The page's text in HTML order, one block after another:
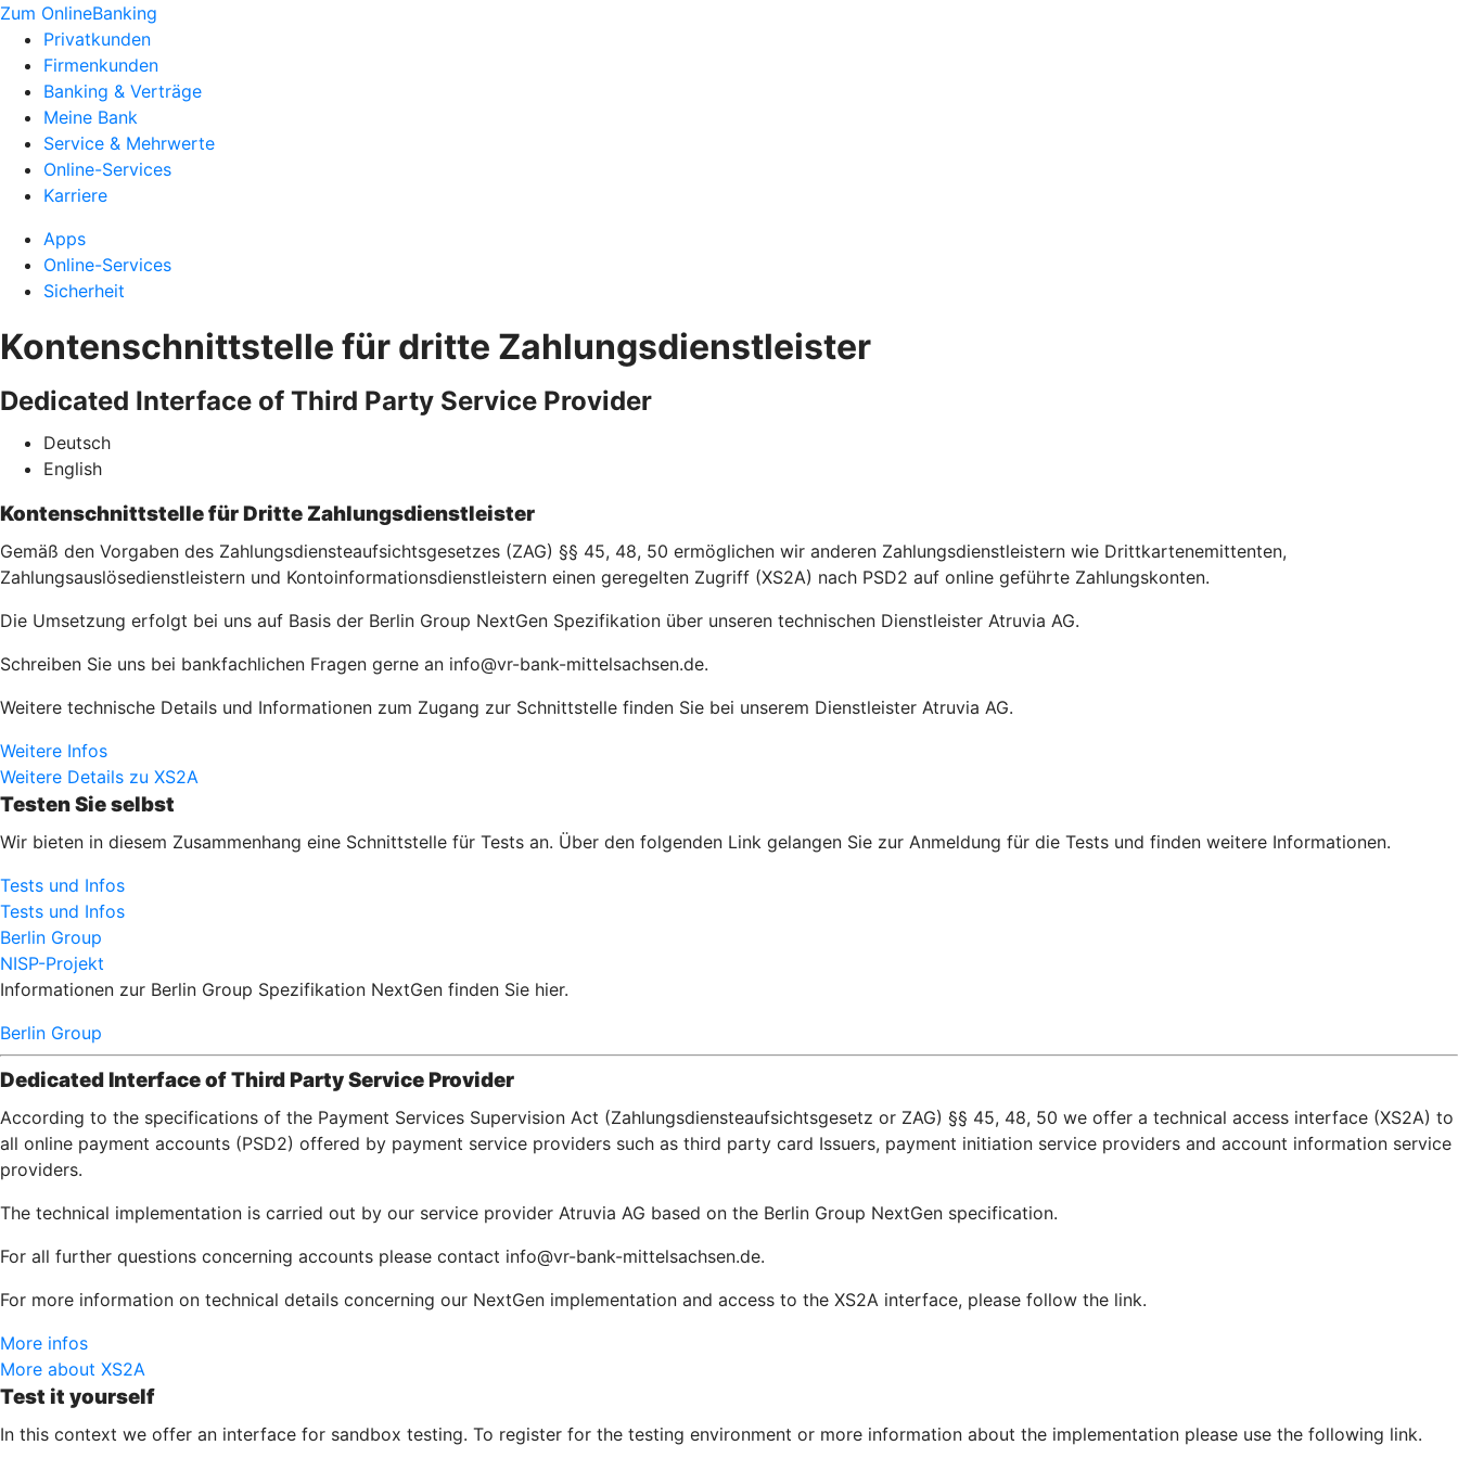
Zum OnlineBanking
Privatkunden
Firmenkunden
Banking & Verträge
Meine Bank
Service & Mehrwerte
Online-Services
Karriere
Apps
Online-Services
Sicherheit
Kontenschnittstelle für dritte Zahlungsdienstleister
Dedicated Interface of Third Party Service Provider
Deutsch
English
Kontenschnittstelle für Dritte Zahlungsdienstleister
Gemäß den Vorgaben des Zahlungsdiensteaufsichtsgesetzes (ZAG) §§ 45, 48, 50 ermöglichen wir anderen Zahlungsdienstleistern wie Drittkartenemittenten,
Zahlungsauslösedienstleistern und Kontoinformationsdienstleistern einen geregelten Zugriff (XS2A) nach PSD2 auf online geführte Zahlungskonten.
Die Umsetzung erfolgt bei uns auf Basis der Berlin Group NextGen Spezifikation über unseren technischen Dienstleister Atruvia AG.
Schreiben Sie uns bei bankfachlichen Fragen gerne an info@vr-bank-mittelsachsen.de.
Weitere technische Details und Informationen zum Zugang zur Schnittstelle finden Sie bei unserem Dienstleister Atruvia AG.
Weitere Infos
Weitere Details zu XS2A
Testen Sie selbst
Wir bieten in diesem Zusammenhang eine Schnittstelle für Tests an. Über den folgenden Link gelangen Sie zur Anmeldung für die Tests und finden weitere Informationen.
Tests und Infos
Tests und Infos
Berlin Group
NISP-Projekt
Informationen zur Berlin Group Spezifikation NextGen finden Sie hier.
Berlin Group
Dedicated Interface of Third Party Service Provider
According to the specifications of the Payment Services Supervision Act (Zahlungsdiensteaufsichtsgesetz or ZAG) §§ 45, 48, 50 we offer a technical access interface (XS2A) to
all online payment accounts (PSD2) offered by payment service providers such as third party card Issuers, payment initiation service providers and account information service
providers.
The technical implementation is carried out by our service provider Atruvia AG based on the Berlin Group NextGen specification.
For all further questions concerning accounts please contact info@vr-bank-mittelsachsen.de.
For more information on technical details concerning our NextGen implementation and access to the XS2A interface, please follow the link.
More infos
More about XS2A
Test it yourself
In this context we offer an interface for sandbox testing. To register for the testing environment or more information about the implementation please use the following link.